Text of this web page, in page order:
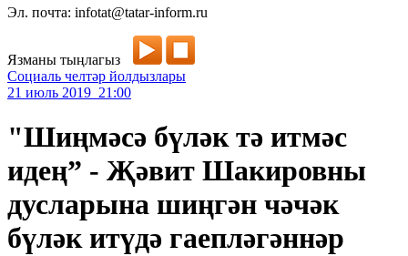
Эл. почта: infotat@tatar-inform.ru
Язманы тыңлагыз
Социаль челтәр йолдызлары
21 июль 2019 21:00
"Шиңмәсә бүләк тә итмәс
идең” - Җәвит Шакировны
дусларына шиңгән чәчәк
бүләк итүдә гаепләгәннәр